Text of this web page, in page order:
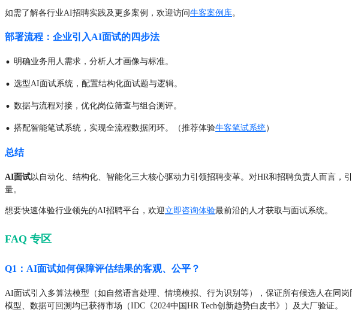
如需了解各行业AI招聘实践及更多案例，欢迎访问牛客案例库。
部署流程：企业引入AI面试的四步法
· 明确业务用人需求，分析人才画像与标准。
· 选型AI面试系统，配置结构化面试题与逻辑。
· 数据与流程对接，优化岗位筛查与组合测评。
· 搭配智能笔试系统，实现全流程数据闭环。（推荐体验牛客笔试系统）
总结
AI面试以自动化、结构化、智能化三大核心驱动力引领招聘变革。对HR和招聘负责人而言
量。
想要快速体验行业领先的AI招聘平台，欢迎立即咨询体验最前沿的人才获取与面试系统。
FAQ 专区
Q1：AI面试如何保障评估结果的客观、公平？
AI面试引入多算法模型（如自然语言处理、情境模拟、行为识别等），保证所有候选人在同
模型、数据可回溯均已获得市场（IDC《2024中国HR Tech创新趋势白皮书》）及大厂验证。